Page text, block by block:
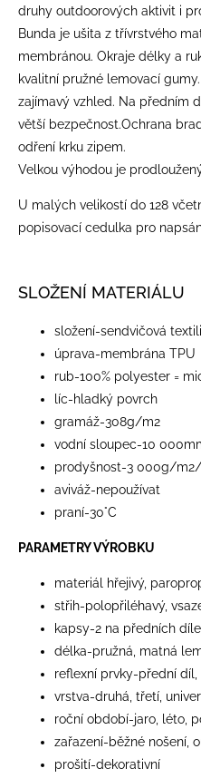
druhy outdoorových aktivit i
Bunda je ušita z třívrstvého
membránou. Okraje délky a
kvalitní pružné lemovací
zajímavý vzhled. Na předním
větší bezpečnost.Ochrana
odření krku zipem.
Velkou výhodou je
U malých velikostí do 128
popisovací cedulka pro
SLOŽENÍ MATERIÁLU
složení-sendvičová
úprava-membrána TPU
rub-100% polyester =
líc-hladký povrch
gramáž-308g/m2
vodní sloupec-10
prodyšnost-3 000g/
aviváž-nepoužívat
praní-30°C
PARAMETRY VÝROBKU
materiál hřejivý,
střih-polopřiléhavý,
kapsy-2 na předních
délka-pružná, matná
reflexní prvky-přední díl,
vrstva-druhá, třetí,
roční období-jaro, léto,
zařazení-běžné nošení,
prošití-dekorativní